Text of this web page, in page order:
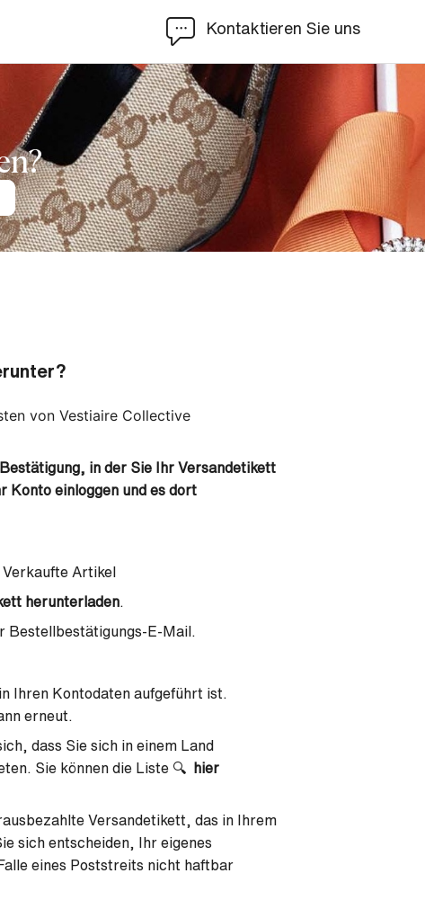
Kontaktieren Sie uns
von Vestiaire Collective
in der Sie Ihr Versandetikett
Konto einloggen und es dort
Artikel
herunterladen
Bestellbestätigungs-E-Mail.
Ihren Kontodaten aufgeführt ist.
erneut.
dass Sie sich in einem Land
Sie können die Liste 🔍
hier
Versandetikett, das in Ihrem
sich entscheiden, Ihr eigenes
eines Poststreits nicht haftbar